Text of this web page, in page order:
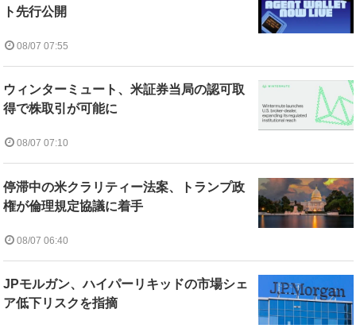
ト先行公開
08/07 07:55
ウィンターミュート、米証券当局の認可取
得で株取引が可能に
08/07 07:10
停滞中の米クラリティー法案、トランプ政
権が倫理規定協議に着手
08/07 06:40
JPモルガン、ハイパーリキッドの市場シェ
ア低下リスクを指摘